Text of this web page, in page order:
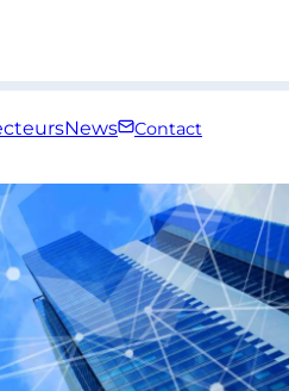
News
Contact